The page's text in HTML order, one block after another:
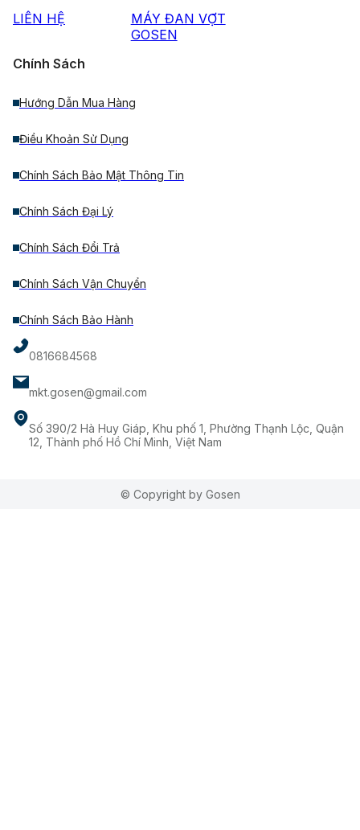
LIÊN HỆ
MÁY ĐAN VỢT
GOSEN
Chính Sách
Hướng Dẫn Mua Hàng
Điều Khoản Sử Dụng
Chính Sách Bảo Mật Thông Tin
Chính Sách Đại Lý
Chính Sách Đổi Trả
Chính Sách Vận Chuyển
Chính Sách Bảo Hành
0816684568
mkt.gosen@gmail.com
Số 390/2 Hà Huy Giáp, Khu phố 1, Phường Thạnh Lộc, Quận
12, Thành phố Hồ Chí Minh, Việt Nam
© Copyright by Gosen